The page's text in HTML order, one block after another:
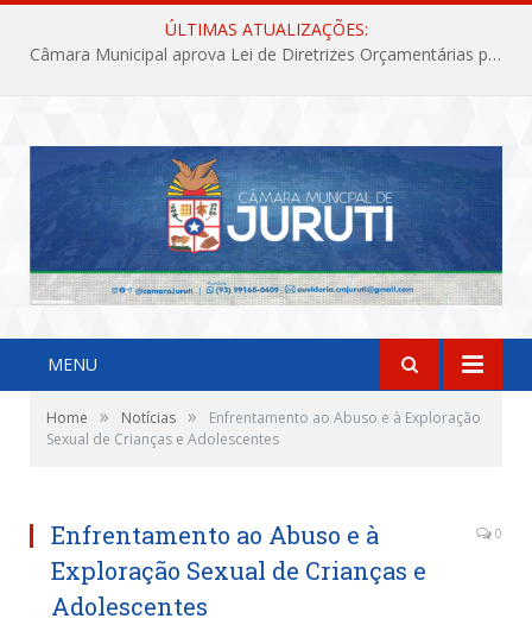
ÚLTIMAS ATUALIZAÇÕES:
Câmara Municipal aprova Lei de Diretrizes Orçamentárias para o exercício financeiro de 2027
MENU
Home » Notícias »
Enfrentamento ao Abuso e à Exploração
Sexual de Crianças e Adolescentes
Enfrentamento ao Abuso e à
Exploração Sexual de Crianças e
Adolescentes
0